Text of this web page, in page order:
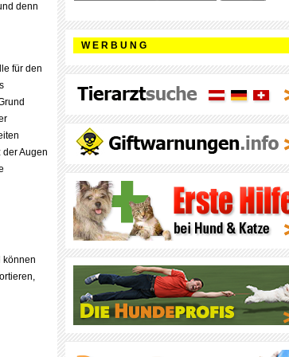
denn
für den
Augen
können
W E R B U N G